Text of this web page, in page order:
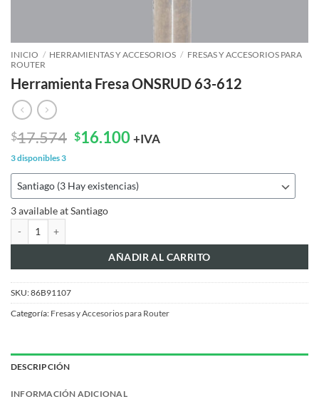
INICIO / HERRAMIENTAS Y ACCESORIOS / FRESAS Y ACCESORIOS PARA
ROUTER
Herramienta Fresa ONSRUD 63-612
$17.574 El
era:
$17.574.
$16.100El
es:
$16.100.
+IVA
3 disponibles3
3 available at Santiago
AÑADIR AL CARRITO
SKU:86B91107
Categoría: Fresas y Accesorios para Router
DESCRIPCIÓN
INFORMACIÓN ADICIONAL